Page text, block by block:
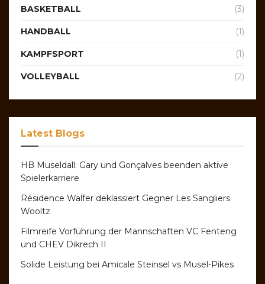
BASKETBALL (3)
HANDBALL (1)
KAMPFSPORT (1)
VOLLEYBALL (2)
Latest Blogs
HB Museldall: Gary und Gonçalves beenden aktive
Spielerkarriere
Résidence Walfer deklassiert Gegner Les Sangliers
Wooltz
Filmreife Vorführung der Mannschaften VC Fenteng
und CHEV Dikrech II
Solide Leistung bei Amicale Steinsel vs Musel-Pikes